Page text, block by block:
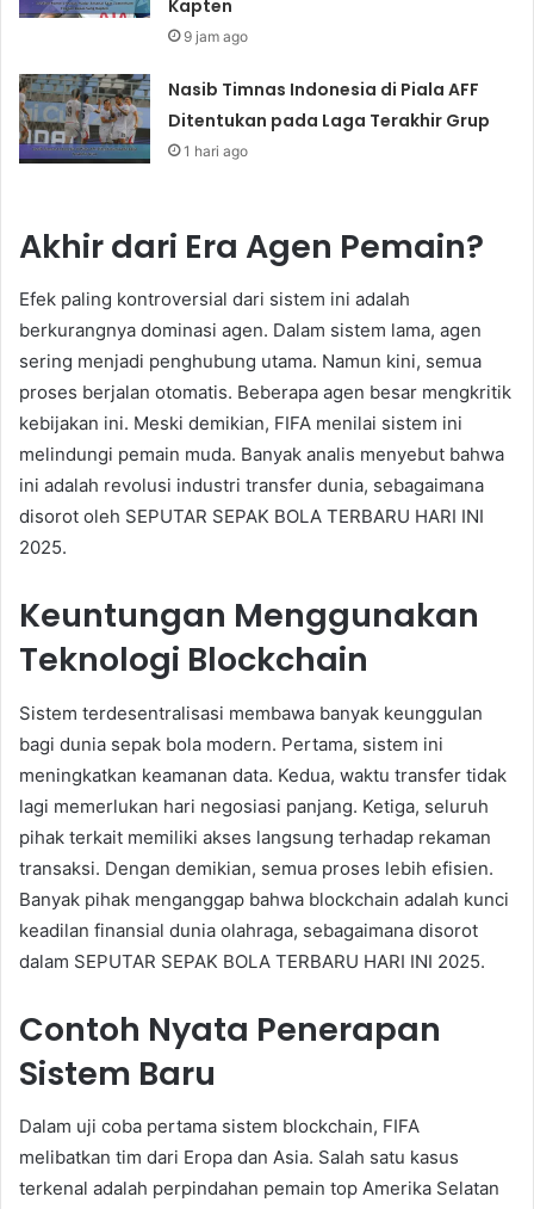
Kapten
9 jam ago
Nasib Timnas Indonesia di Piala AFF
Ditentukan pada Laga Terakhir Grup
1 hari ago
Akhir dari Era Agen Pemain?
Efek paling kontroversial dari sistem ini adalah
berkurangnya dominasi agen. Dalam sistem lama, agen
sering menjadi penghubung utama. Namun kini, semua
proses berjalan otomatis. Beberapa agen besar mengkritik
kebijakan ini. Meski demikian, FIFA menilai sistem ini
melindungi pemain muda. Banyak analis menyebut bahwa
ini adalah revolusi industri transfer dunia, sebagaimana
disorot oleh SEPUTAR SEPAK BOLA TERBARU HARI INI
2025.
Keuntungan Menggunakan
Teknologi Blockchain
Sistem terdesentralisasi membawa banyak keunggulan
bagi dunia sepak bola modern. Pertama, sistem ini
meningkatkan keamanan data. Kedua, waktu transfer tidak
lagi memerlukan hari negosiasi panjang. Ketiga, seluruh
pihak terkait memiliki akses langsung terhadap rekaman
transaksi. Dengan demikian, semua proses lebih efisien.
Banyak pihak menganggap bahwa blockchain adalah kunci
keadilan finansial dunia olahraga, sebagaimana disorot
dalam SEPUTAR SEPAK BOLA TERBARU HARI INI 2025.
Contoh Nyata Penerapan
Sistem Baru
Dalam uji coba pertama sistem blockchain, FIFA
melibatkan tim dari Eropa dan Asia. Salah satu kasus
terkenal adalah perpindahan pemain top Amerika Selatan